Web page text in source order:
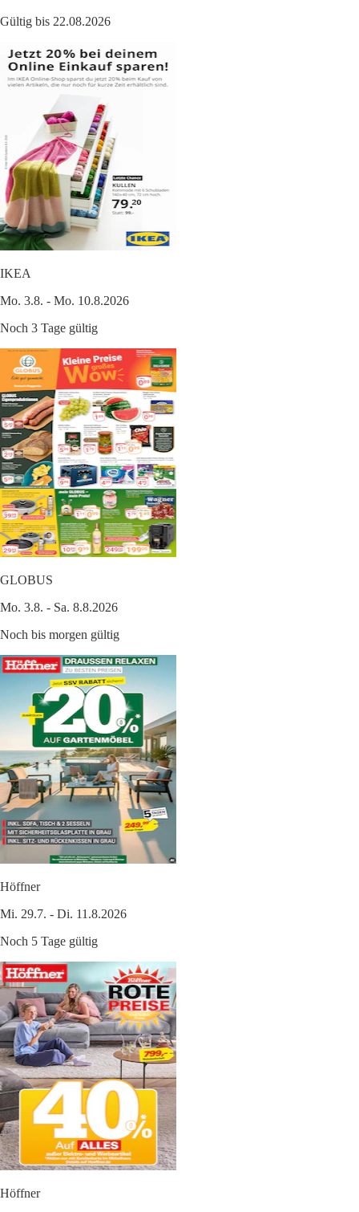
Gültig bis 22.08.2026
IKEA
Mo. 3.8. - Mo. 10.8.2026
Noch 3 Tage gültig
GLOBUS
Mo. 3.8. - Sa. 8.8.2026
Noch bis morgen gültig
Höffner
Mi. 29.7. - Di. 11.8.2026
Noch 5 Tage gültig
Höffner